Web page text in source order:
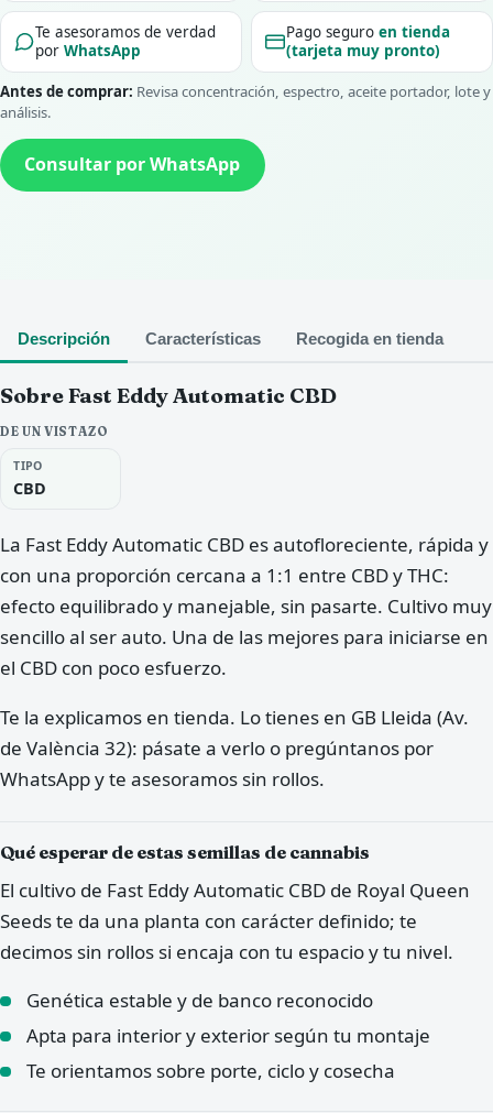
Te asesoramos de verdad
porWhatsApp
Pago seguroen tienda
(tarjeta muy pronto)
Antes de comprar: Revisa concentración, espectro, aceite portador, lote y
análisis.
Consultar por WhatsApp
Descripción Características Recogida en tienda
Sobre Fast Eddy Automatic CBD
DE UN VISTAZO
TIPO
CBD
La Fast Eddy Automatic CBD es autofloreciente, rápida y
con una proporción cercana a 1:1 entre CBD y THC:
efecto equilibrado y manejable, sin pasarte. Cultivo muy
sencillo al ser auto. Una de las mejores para iniciarse en
el CBD con poco esfuerzo.
Te la explicamos en tienda. Lo tienes en GB Lleida (Av.
de València 32): pásate a verlo o pregúntanos por
WhatsApp y te asesoramos sin rollos.
Qué esperar de estas semillas de cannabis
El cultivo de Fast Eddy Automatic CBD de Royal Queen
Seeds te da una planta con carácter definido; te
decimos sin rollos si encaja con tu espacio y tu nivel.
Genética estable y de banco reconocido
Apta para interior y exterior según tu montaje
Te orientamos sobre porte, ciclo y cosecha